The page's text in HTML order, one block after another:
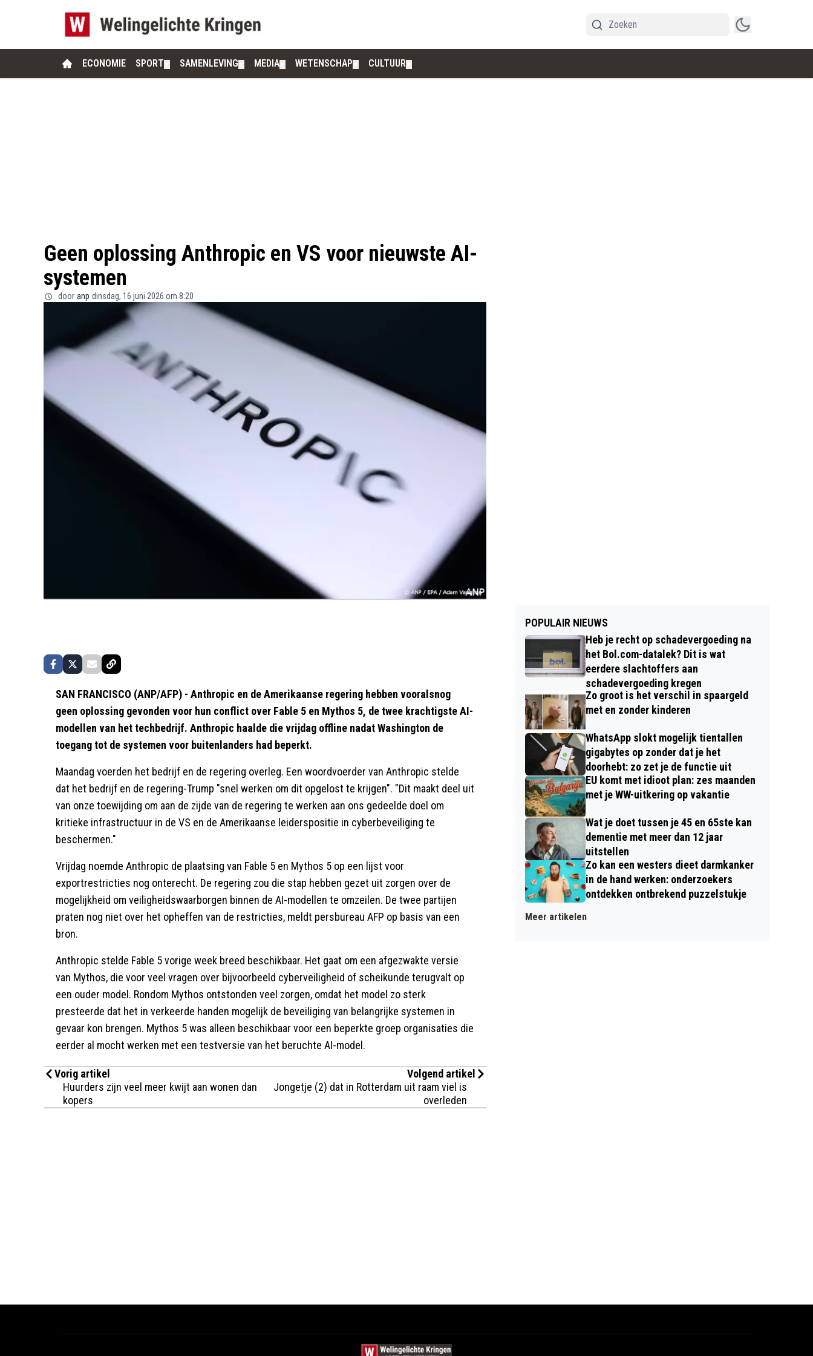
ECONOMIE SPORT SAMENLEVING MEDIA WETENSCHAP CULTUUR
Geen oplossing Anthropic en VS voor nieuwste AI-
systemen
door anp dinsdag, 16 juni 2026 om 8:20
SAN FRANCISCO (ANP/AFP) - Anthropic en de Amerikaanse regering hebben vooralsnog
geen oplossing gevonden voor hun conflict over Fable 5 en Mythos 5, de twee krachtigste AI-
modellen van het techbedrijf. Anthropic haalde die vrijdag offline nadat Washington de
toegang tot de systemen voor buitenlanders had beperkt.
Maandag voerden het bedrijf en de regering overleg. Een woordvoerder van Anthropic stelde
dat het bedrijf en de regering-Trump "snel werken om dit opgelost te krijgen". "Dit maakt deel uit
van onze toewijding om aan de zijde van de regering te werken aan ons gedeelde doel om
kritieke infrastructuur in de VS en de Amerikaanse leiderspositie in cyberbeveiliging te
beschermen."
Vrijdag noemde Anthropic de plaatsing van Fable 5 en Mythos 5 op een lijst voor
exportrestricties nog onterecht. De regering zou die stap hebben gezet uit zorgen over de
mogelijkheid om veiligheidswaarborgen binnen de AI-modellen te omzeilen. De twee partijen
praten nog niet over het opheffen van de restricties, meldt persbureau AFP op basis van een
bron.
Anthropic stelde Fable 5 vorige week breed beschikbaar. Het gaat om een afgezwakte versie
van Mythos, die voor veel vragen over bijvoorbeeld cyberveiligheid of scheikunde terugvalt op
een ouder model. Rondom Mythos ontstonden veel zorgen, omdat het model zo sterk
presteerde dat het in verkeerde handen mogelijk de beveiliging van belangrijke systemen in
gevaar kon brengen. Mythos 5 was alleen beschikbaar voor een beperkte groep organisaties die
eerder al mocht werken met een testversie van het beruchte AI-model.
Vorig artikel
Huurders zijn veel meer kwijt aan wonen dan
kopers
Volgend artikel
Jongetje (2) dat in Rotterdam uit raam viel is
overleden
POPULAIR NIEUWS
Heb je recht op schadevergoeding na
het Bol.com-datalek? Dit is wat
eerdere slachtoffers aan
schadevergoeding kregen
Zo groot is het verschil in spaargeld
met en zonder kinderen
WhatsApp slokt mogelijk tientallen
gigabytes op zonder dat je het
doorhebt: zo zet je de functie uit
EU komt met idioot plan: zes maanden
met je WW-uitkering op vakantie
Wat je doet tussen je 45 en 65ste kan
dementie met meer dan 12 jaar
uitstellen
Zo kan een westers dieet darmkanker
in de hand werken: onderzoekers
ontdekken ontbrekend puzzelstukje
Meer artikelen